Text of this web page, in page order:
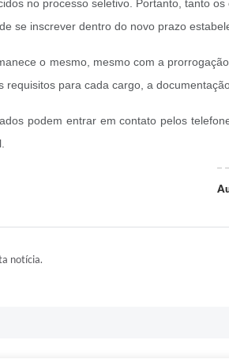
no processo seletivo. Portanto, tanto
se inscrever dentro do novo prazo
o mesmo, mesmo com a
para cada cargo, a
podem entrar em contato pelos
notícia.